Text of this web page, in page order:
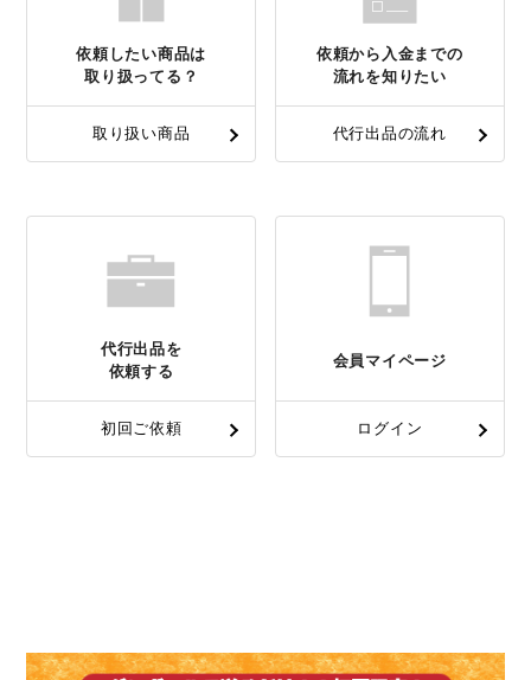
依頼したい商品は
取り扱ってる？
取り扱い商品
依頼から入金までの
流れを知りたい
代行出品の流れ
代行出品を
依頼する
初回ご依頼
会員マイページ
ログイン